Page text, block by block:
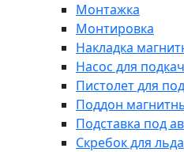
Монтажка
Монтировка
Накладка
Насос для
Пистолет для
Поддон
Подставка под
Скребок для льда